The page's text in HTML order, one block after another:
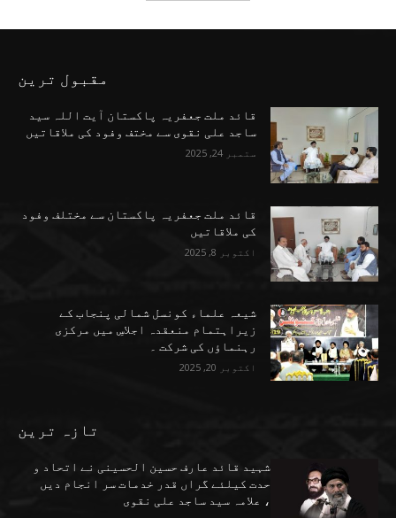
مقبول ترین
قائد ملت جعفریہ پاکستان آیت اللہ سید
ساجد علی نقوی سے مختف وفود کی ملاقاتیں
ستمبر 24, 2025
قائد ملت جعفریہ پاکستان سے مختلف وفود
کی ملاقاتیں
اکتوبر 8, 2025
شیعہ علماء کونسل شمالی پنجاب کے
زیراہتمام منعقدہ اجلاسِ میں مرکزی
رہنماؤں کی شرکت ۔
اکتوبر 20, 2025
تازہ ترین
شہید قائد عارف حسین الحسینی نے اتحاد و
حدت کیلئے گراں قدر خدمات سر انجام دیں
، علامہ سید ساجد علی نقوی